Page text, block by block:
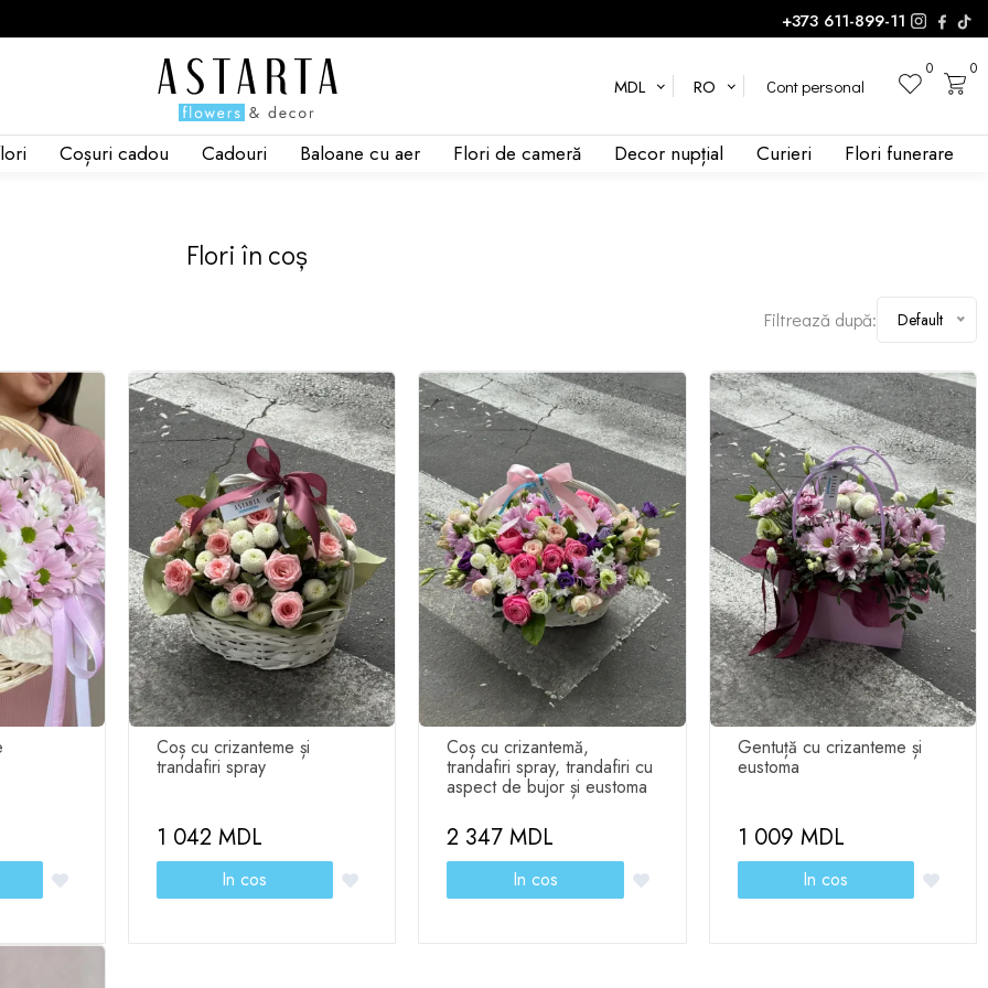
+373 611-899-11
MDL RO Cont personal
0 0
Coșuri cadou Cadouri Baloane cu aer Flori de cameră Decor nupțial Curieri Flori funerare
Flori în coș
Filtrează după: Default
Trandafir spray 50 cm - 5
Coș cu crizanteme și
trandafiri spray
1 042 MDL
In cos
Crizantemă tufa - 5
Trandafir spray bujor 50 cm - 3
Coș cu crizantemă,
trandafiri spray, trandafiri cu
aspect de bujor și eustoma
2 347 MDL
In cos
Eustoma - 3
Gentuță cu crizanteme și
eustoma
1 009 MDL
In cos